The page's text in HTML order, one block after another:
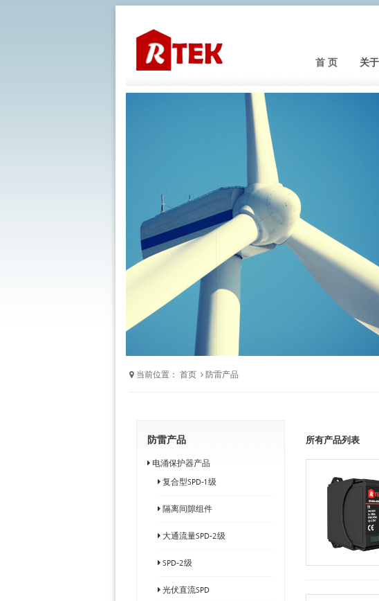
首 页 关
当前位置： 首页 防雷产品
防雷产品
电涌保护器产品
复合型SPD-1级
隔离间隙组件
大通流量SPD-2级
SPD-2级
光伏直流SPD
所有产品列表